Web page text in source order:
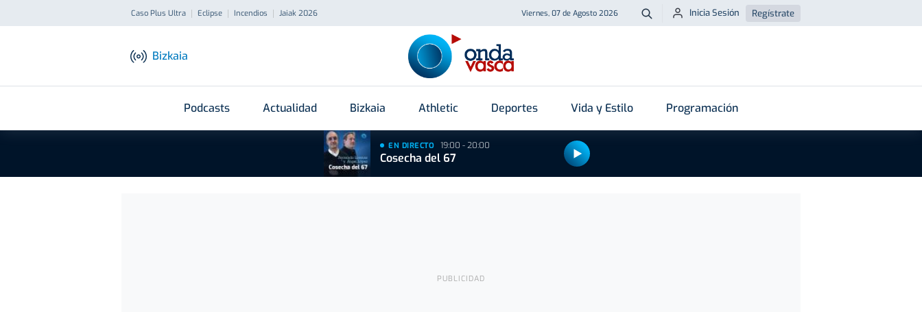
Caso Plus Ultra Eclipse Incendios Jaiak 2026 Viernes, 07 de Agosto 2026 Buscar
Inicia Sesión Regístrate
Bizkaia
Podcasts Actualidad Bizkaia Athletic Deportes Vida y Estilo Programación
EN DIRECTO 19:00 - 20:00
Cosecha del 67